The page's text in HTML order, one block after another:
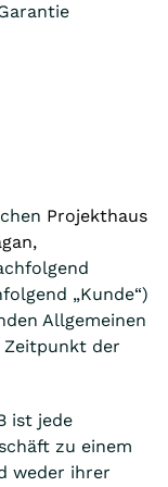
Projekthaus
„Kunde“)
Allgemeinen
Zeitpunkt der
ist jede
zu einem
weder ihrer